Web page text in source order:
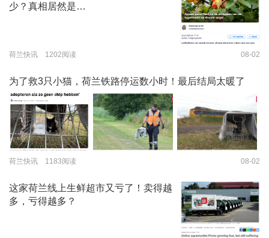
少？真相居然是…
荷兰快讯 1202阅读 08-02
为了救3只小猫，荷兰铁路停运数小时！最后结局太暖了
荷兰快讯 1183阅读 08-02
这家荷兰线上生鲜超市又亏了！卖得越
多，亏得越多？